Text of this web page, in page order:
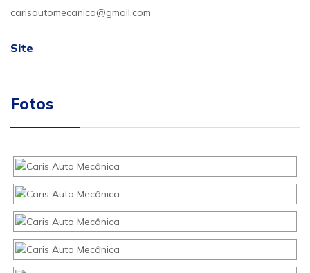
carisautomecanica@gmail.com
Site
Fotos